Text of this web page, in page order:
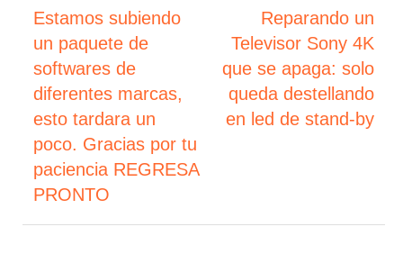
de
entradas
anterior
Estamos subiendo
un paquete de
softwares de
diferentes marcas,
esto tardara un
poco. Gracias por tu
paciencia REGRESA
PRONTO
Reparando un
Televisor Sony 4K
que se apaga: solo
queda destellando
en led de stand-by